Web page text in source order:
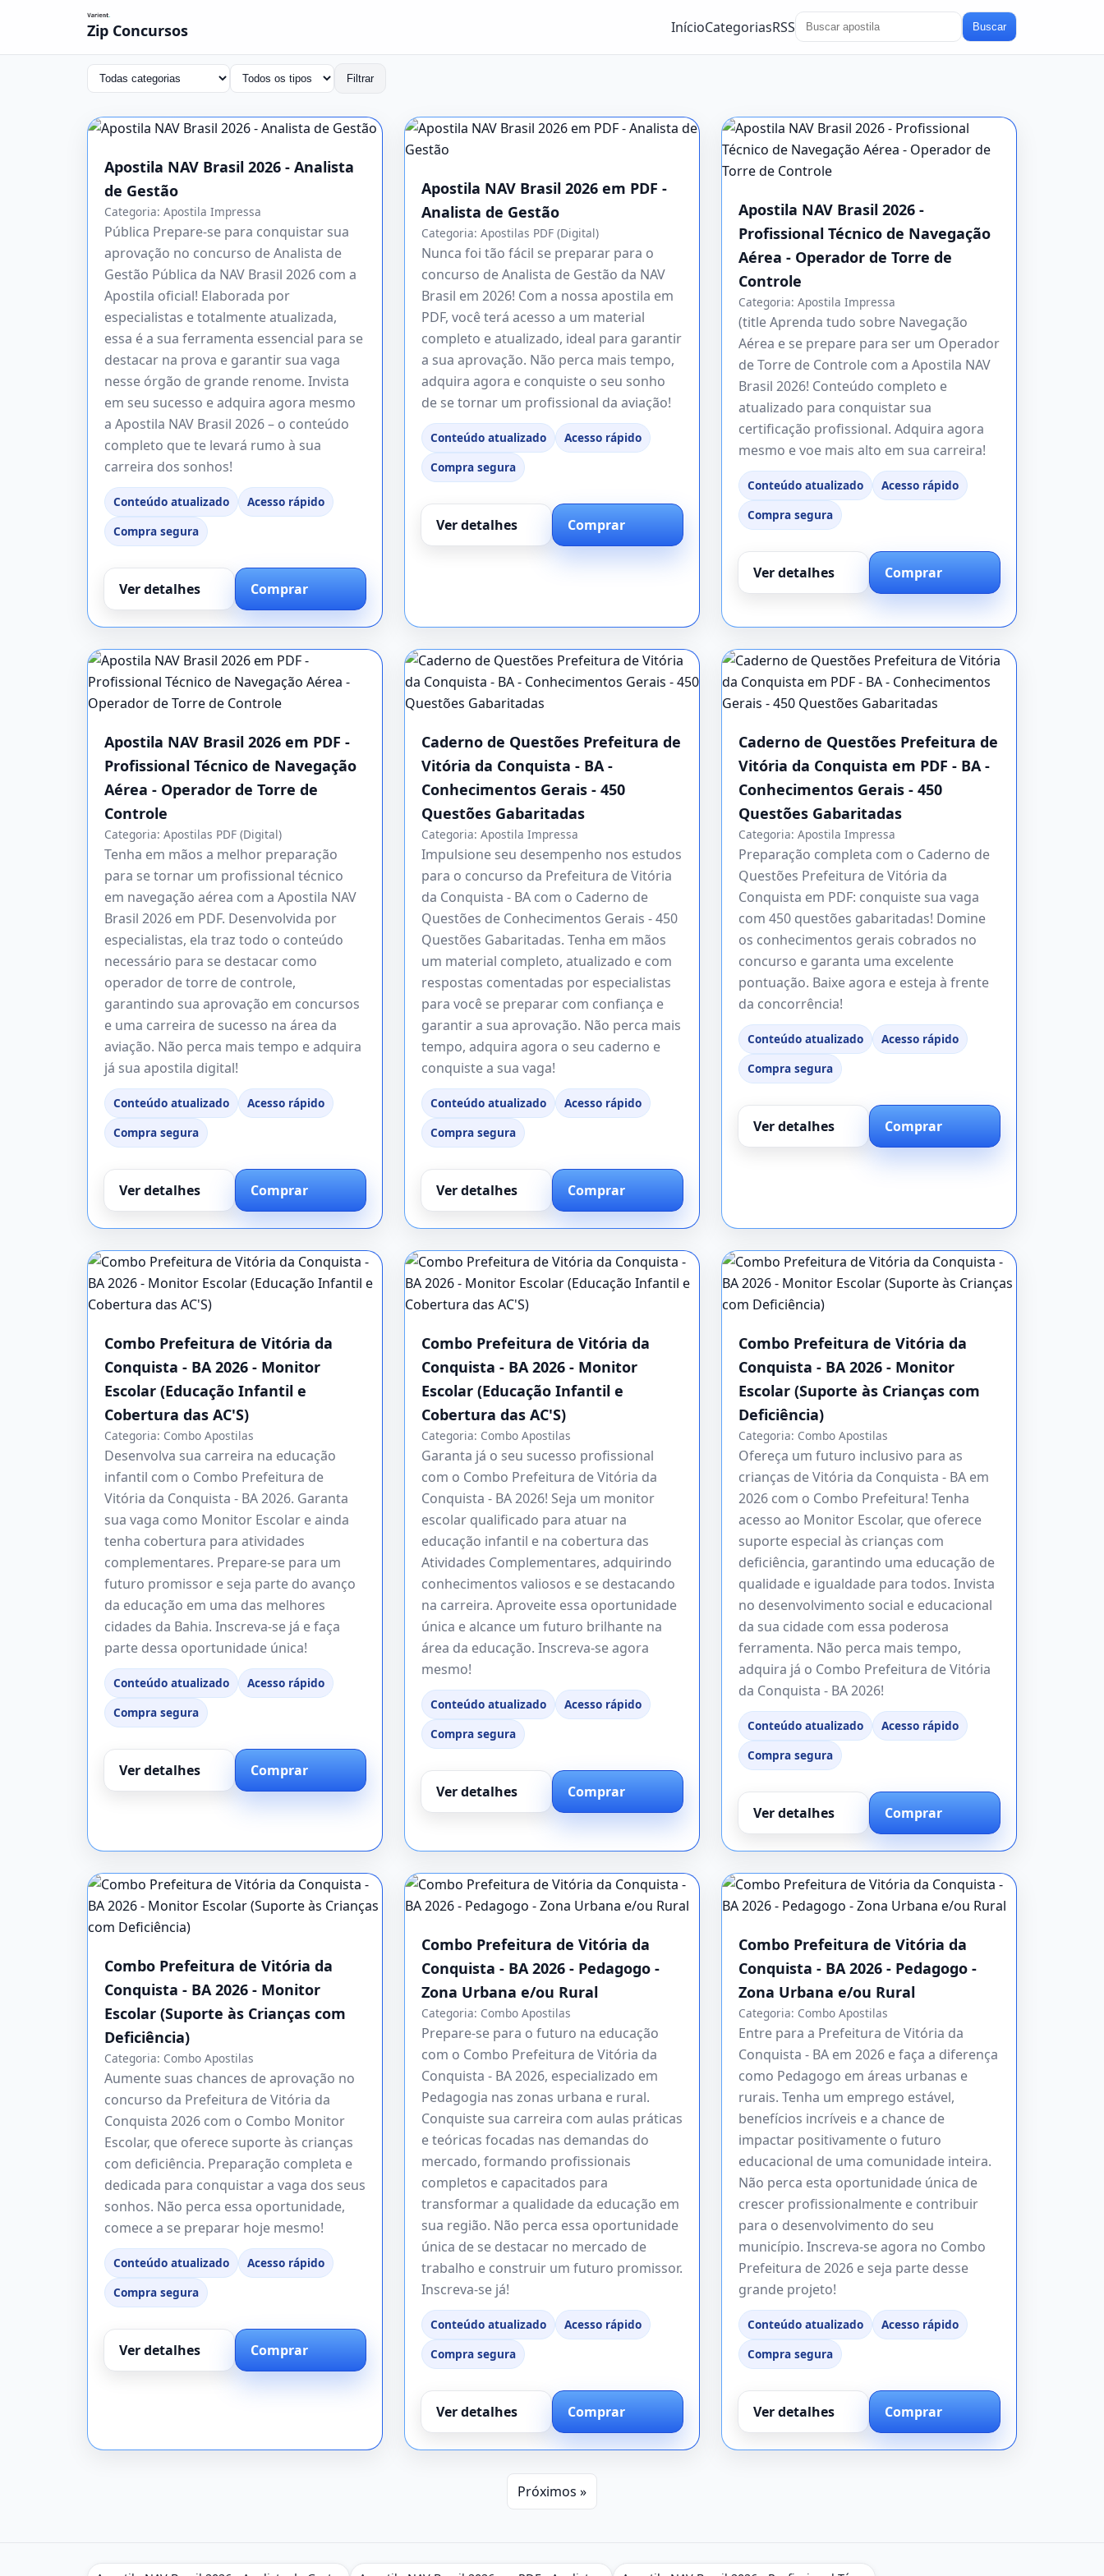
Zip Concursos InícioCategoriasRSS Buscar
Filtrar
Apostila NAV Brasil 2026 - Analista
de Gestão
Categoria: Apostila Impressa
Pública Prepare-se para conquistar sua
aprovação no concurso de Analista de
Gestão Pública da NAV Brasil 2026 com a
Apostila oficial! Elaborada por
especialistas e totalmente atualizada,
essa é a sua ferramenta essencial para se
destacar na prova e garantir sua vaga
nesse órgão de grande renome. Invista
em seu sucesso e adquira agora mesmo
a Apostila NAV Brasil 2026 – o conteúdo
completo que te levará rumo à sua
carreira dos sonhos!
Conteúdo atualizado
Acesso rápido
Compra segura
Ver detalhes Comprar
Apostila NAV Brasil 2026 em PDF -
Analista de Gestão
Categoria: Apostilas PDF (Digital)
Nunca foi tão fácil se preparar para o
concurso de Analista de Gestão da NAV
Brasil em 2026! Com a nossa apostila em
PDF, você terá acesso a um material
completo e atualizado, ideal para garantir
a sua aprovação. Não perca mais tempo,
adquira agora e conquiste o seu sonho
de se tornar um profissional da aviação!
Conteúdo atualizado
Acesso rápido
Compra segura
Ver detalhes Comprar
Apostila NAV Brasil 2026 -
Profissional Técnico de Navegação
Aérea - Operador de Torre de
Controle
Categoria: Apostila Impressa
(title Aprenda tudo sobre Navegação
Aérea e se prepare para ser um Operador
de Torre de Controle com a Apostila NAV
Brasil 2026! Conteúdo completo e
atualizado para conquistar sua
certificação profissional. Adquira agora
mesmo e voe mais alto em sua carreira!
Conteúdo atualizado
Acesso rápido
Compra segura
Ver detalhes Comprar
Apostila NAV Brasil 2026 em PDF -
Profissional Técnico de Navegação
Aérea - Operador de Torre de
Controle
Categoria: Apostilas PDF (Digital)
Tenha em mãos a melhor preparação
para se tornar um profissional técnico
em navegação aérea com a Apostila NAV
Brasil 2026 em PDF. Desenvolvida por
especialistas, ela traz todo o conteúdo
necessário para se destacar como
operador de torre de controle,
garantindo sua aprovação em concursos
e uma carreira de sucesso na área da
aviação. Não perca mais tempo e adquira
já sua apostila digital!
Conteúdo atualizado
Acesso rápido
Compra segura
Ver detalhes Comprar
Caderno de Questões Prefeitura de
Vitória da Conquista - BA -
Conhecimentos Gerais - 450
Questões Gabaritadas
Categoria: Apostila Impressa
Impulsione seu desempenho nos estudos
para o concurso da Prefeitura de Vitória
da Conquista - BA com o Caderno de
Questões de Conhecimentos Gerais - 450
Questões Gabaritadas. Tenha em mãos
um material completo, atualizado e com
respostas comentadas por especialistas
para você se preparar com confiança e
garantir a sua aprovação. Não perca mais
tempo, adquira agora o seu caderno e
conquiste a sua vaga!
Conteúdo atualizado
Acesso rápido
Compra segura
Ver detalhes Comprar
Caderno de Questões Prefeitura de
Vitória da Conquista em PDF - BA -
Conhecimentos Gerais - 450
Questões Gabaritadas
Categoria: Apostila Impressa
Preparação completa com o Caderno de
Questões Prefeitura de Vitória da
Conquista em PDF: conquiste sua vaga
com 450 questões gabaritadas! Domine
os conhecimentos gerais cobrados no
concurso e garanta uma excelente
pontuação. Baixe agora e esteja à frente
da concorrência!
Conteúdo atualizado
Acesso rápido
Compra segura
Ver detalhes Comprar
Combo Prefeitura de Vitória da
Conquista - BA 2026 - Monitor
Escolar (Educação Infantil e
Cobertura das AC'S)
Categoria: Combo Apostilas
Desenvolva sua carreira na educação
infantil com o Combo Prefeitura de
Vitória da Conquista - BA 2026. Garanta
sua vaga como Monitor Escolar e ainda
tenha cobertura para atividades
complementares. Prepare-se para um
futuro promissor e seja parte do avanço
da educação em uma das melhores
cidades da Bahia. Inscreva-se já e faça
parte dessa oportunidade única!
Conteúdo atualizado
Acesso rápido
Compra segura
Ver detalhes Comprar
Combo Prefeitura de Vitória da
Conquista - BA 2026 - Monitor
Escolar (Educação Infantil e
Cobertura das AC'S)
Categoria: Combo Apostilas
Garanta já o seu sucesso profissional
com o Combo Prefeitura de Vitória da
Conquista - BA 2026! Seja um monitor
escolar qualificado para atuar na
educação infantil e na cobertura das
Atividades Complementares, adquirindo
conhecimentos valiosos e se destacando
na carreira. Aproveite essa oportunidade
única e alcance um futuro brilhante na
área da educação. Inscreva-se agora
mesmo!
Conteúdo atualizado
Acesso rápido
Compra segura
Ver detalhes Comprar
Combo Prefeitura de Vitória da
Conquista - BA 2026 - Monitor
Escolar (Suporte às Crianças com
Deficiência)
Categoria: Combo Apostilas
Ofereça um futuro inclusivo para as
crianças de Vitória da Conquista - BA em
2026 com o Combo Prefeitura! Tenha
acesso ao Monitor Escolar, que oferece
suporte especial às crianças com
deficiência, garantindo uma educação de
qualidade e igualdade para todos. Invista
no desenvolvimento social e educacional
da sua cidade com essa poderosa
ferramenta. Não perca mais tempo,
adquira já o Combo Prefeitura de Vitória
da Conquista - BA 2026!
Conteúdo atualizado
Acesso rápido
Compra segura
Ver detalhes Comprar
Combo Prefeitura de Vitória da
Conquista - BA 2026 - Monitor
Escolar (Suporte às Crianças com
Deficiência)
Categoria: Combo Apostilas
Aumente suas chances de aprovação no
concurso da Prefeitura de Vitória da
Conquista 2026 com o Combo Monitor
Escolar, que oferece suporte às crianças
com deficiência. Preparação completa e
dedicada para conquistar a vaga dos seus
sonhos. Não perca essa oportunidade,
comece a se preparar hoje mesmo!
Conteúdo atualizado
Acesso rápido
Compra segura
Ver detalhes Comprar
Combo Prefeitura de Vitória da
Conquista - BA 2026 - Pedagogo -
Zona Urbana e/ou Rural
Categoria: Combo Apostilas
Prepare-se para o futuro na educação
com o Combo Prefeitura de Vitória da
Conquista - BA 2026, especializado em
Pedagogia nas zonas urbana e rural.
Conquiste sua carreira com aulas práticas
e teóricas focadas nas demandas do
mercado, formando profissionais
completos e capacitados para
transformar a qualidade da educação em
sua região. Não perca essa oportunidade
única de se destacar no mercado de
trabalho e construir um futuro promissor.
Inscreva-se já!
Conteúdo atualizado
Acesso rápido
Compra segura
Ver detalhes Comprar
Combo Prefeitura de Vitória da
Conquista - BA 2026 - Pedagogo -
Zona Urbana e/ou Rural
Categoria: Combo Apostilas
Entre para a Prefeitura de Vitória da
Conquista - BA em 2026 e faça a diferença
como Pedagogo em áreas urbanas e
rurais. Tenha um emprego estável,
benefícios incríveis e a chance de
impactar positivamente o futuro
educacional de uma comunidade inteira.
Não perca esta oportunidade única de
crescer profissionalmente e contribuir
para o desenvolvimento do seu
município. Inscreva-se agora no Combo
Prefeitura de 2026 e seja parte desse
grande projeto!
Conteúdo atualizado
Acesso rápido
Compra segura
Ver detalhes Comprar
Próximos »